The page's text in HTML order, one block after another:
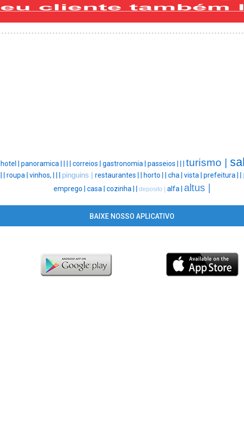
hotel | panoramica | correios | gastronomia | passeios | turismo |
roupa | vinhos, | pinguins | restaurantes | horto | cha | vista | prefeitura |
emprego | casa | cozinha | deposito | alfa | altus |
BAIXE NOSSO APLICATIVO